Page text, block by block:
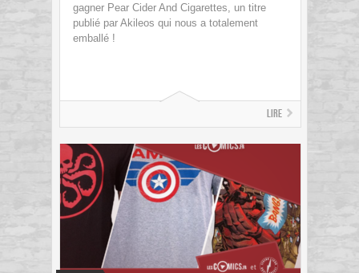
gagner Pear Cider And Cigarettes, un titre
publié par Akileos qui nous a totalement
emballé !
Lire